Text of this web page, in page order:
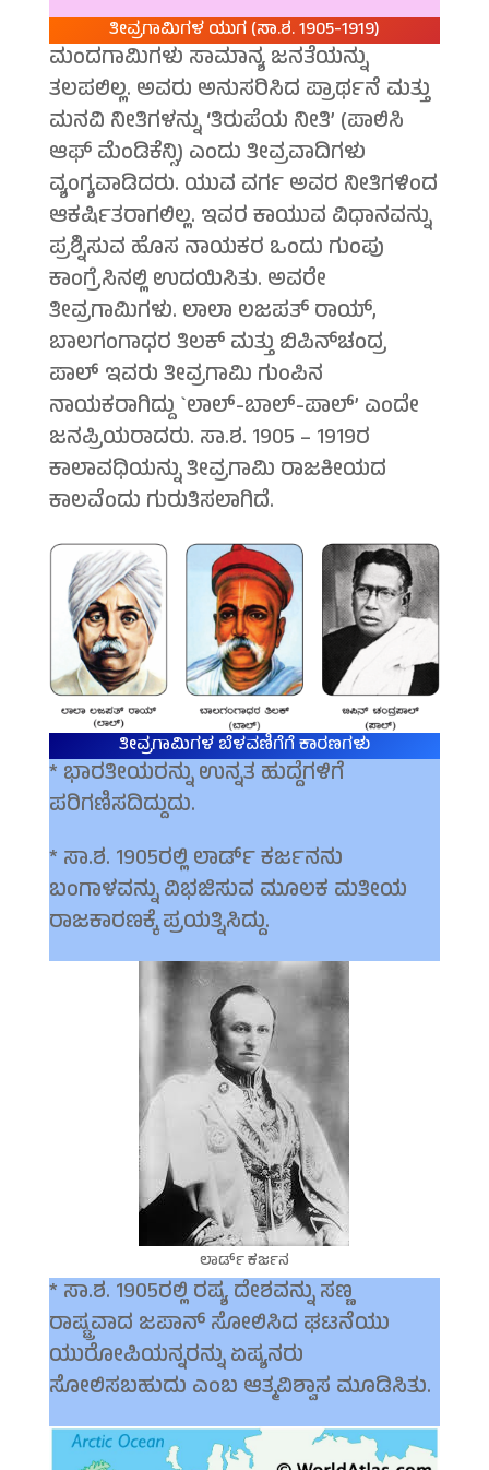
ತೀವ್ರಗಾಮಿಗಳ ಯುಗ (ಸಾ.ಶ. 1905-1919)
ಮಂದಗಾಮಿಗಳು ಸಾಮಾನ್ಯ ಜನತೆಯನ್ನು
ತಲಪಲಿಲ್ಲ. ಅವರು ಅನುಸರಿಸಿದ ಪ್ರಾರ್ಥನೆ ಮತ್ತು
ಮನವಿ ನೀತಿಗಳನ್ನು ‘ತಿರುಪೆಯ ನೀತಿ’ (ಪಾಲಿಸಿ
ಆಫ್ ಮೆಂಡಿಕೆನ್ಸಿ) ಎಂದು ತೀವ್ರವಾದಿಗಳು
ವ್ಯಂಗ್ಯವಾಡಿದರು. ಯುವ ವರ್ಗ ಅವರ ನೀತಿಗಳಿಂದ
ಆಕರ್ಷಿತರಾಗಲಿಲ್ಲ. ಇವರ ಕಾಯುವ ವಿಧಾನವನ್ನು
ಪ್ರಶ್ನಿಸುವ ಹೊಸ ನಾಯಕರ ಒಂದು ಗುಂಪು
ಕಾಂಗ್ರೆಸಿನಲ್ಲಿ ಉದಯಿಸಿತು. ಅವರೇ
ತೀವ್ರಗಾಮಿಗಳು. ಲಾಲಾ ಲಜಪತ್ ರಾಯ್,
ಬಾಲಗಂಗಾಧರ ತಿಲಕ್ ಮತ್ತು ಬಿಪಿನ್‍ಚಂದ್ರ
ಪಾಲ್ ಇವರು ತೀವ್ರಗಾಮಿ ಗುಂಪಿನ
ನಾಯಕರಾಗಿದ್ದು `ಲಾಲ್-ಬಾಲ್-ಪಾಲ್’ ಎಂದೇ
ಜನಪ್ರಿಯರಾದರು. ಸಾ.ಶ. 1905 – 1919ರ
ಕಾಲಾವಧಿಯನ್ನು ತೀವ್ರಗಾಮಿ ರಾಜಕೀಯದ
ಕಾಲವೆಂದು ಗುರುತಿಸಲಾಗಿದೆ.
ತೀವ್ರಗಾಮಿಗಳ ಬೆಳವಣಿಗೆಗೆ ಕಾರಣಗಳು
* ಭಾರತೀಯರನ್ನು ಉನ್ನತ ಹುದ್ದೆಗಳಿಗೆ
ಪರಿಗಣಿಸದಿದ್ದುದು.
* ಸಾ.ಶ. 1905ರಲ್ಲಿ ಲಾರ್ಡ್ ಕರ್ಜನನು
ಬಂಗಾಳವನ್ನು ವಿಭಜಿಸುವ ಮೂಲಕ ಮತೀಯ
ರಾಜಕಾರಣಕ್ಕೆ ಪ್ರಯತ್ನಿಸಿದ್ದು.
ಲಾರ್ಡ್ ಕರ್ಜನ
* ಸಾ.ಶ. 1905ರಲ್ಲಿ ರಷ್ಯ ದೇಶವನ್ನು ಸಣ್ಣ
ರಾಷ್ಟ್ರವಾದ ಜಪಾನ್ ಸೋಲಿಸಿದ ಘಟನೆಯು
ಯುರೋಪಿಯನ್ನರನ್ನು ಏಷ್ಯನರು
ಸೋಲಿಸಬಹುದು ಎಂಬ ಆತ್ಮವಿಶ್ವಾಸ ಮೂಡಿಸಿತು.